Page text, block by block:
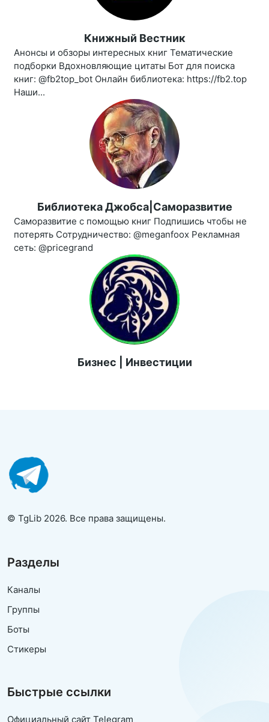
Книжный Вестник
Анонсы и обзоры интересных книг Тематические
подборки Вдохновляющие цитаты Бот для поиска
книг: @fb2top_bot Онлайн библиотека: https://fb2.top
Наши...
Библиотека Джобса|Саморазвитие
Саморазвитие с помощью книг Подпишись чтобы не
потерять Сотрудничество: @meganfoox Рекламная
сеть: @pricegrand
Бизнес | Инвестиции
© TgLib 2026. Все права защищены.
Разделы
Каналы
Группы
Боты
Стикеры
Быстрые ссылки
Официальный сайт Telegram